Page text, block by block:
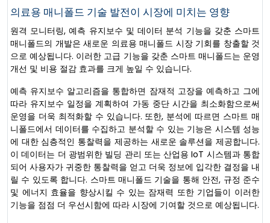
의료용 매니폴드 기술 발전이 시장에 미치는 영향
원격 모니터링, 예측 유지보수 및 데이터 분석 기능을 갖춘 스마트
매니폴드의 개발은 새로운 의료용 매니폴드 시장 기회를 창출할 것
으로 예상됩니다. 이러한 고급 기능을 갖춘 스마트 매니폴드는 운영
개선 및 비용 절감 효과를 크게 높일 수 있습니다.
예측 유지보수 알고리즘을 통합하면 잠재적 고장을 예측하고 그에
따라 유지보수 일정을 계획하여 가동 중단 시간을 최소화함으로써
운영을 더욱 최적화할 수 있습니다. 또한, 분석에 따르면 스마트 매
니폴드에서 데이터를 수집하고 분석할 수 있는 기능은 시스템 성능
에 대한 심층적인 통찰력을 제공하는 새로운 솔루션을 제공합니다.
이 데이터는 더 광범위한 빌딩 관리 또는 산업용 IoT 시스템과 통합
되어 사용자가 귀중한 통찰력을 얻고 더욱 정보에 입각한 결정을 내
릴 수 있도록 합니다. 스마트 매니폴드 기술을 통해 안전, 규정 준수
및 에너지 효율을 향상시킬 수 있는 잠재력 또한 기업들이 이러한
기능을 점점 더 우선시함에 따라 시장에 기여할 것으로 예상됩니다.